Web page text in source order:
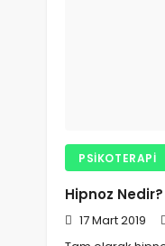
PSIKOTERAPI
Hipnoz Nedir?
17 Mart 2019